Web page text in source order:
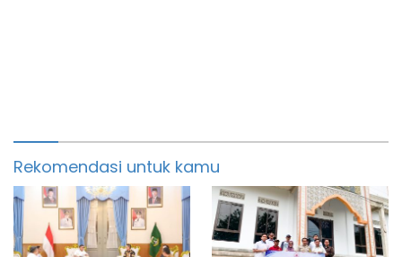
Rekomendasi untuk kamu